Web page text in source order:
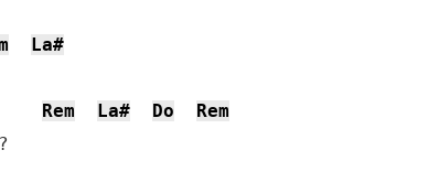
La#
Rem La# Do
Rem